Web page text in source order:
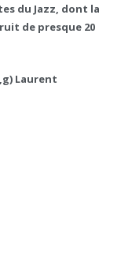
du Jazz, dont la
de presque 20
Laurent